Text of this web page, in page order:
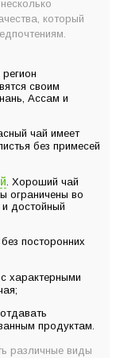
который
своим
Ассам и
чай имеет
без примесей
. Хороший чай
ограничены во
достойный
посторонних
характерными
продуктам.
различные виды